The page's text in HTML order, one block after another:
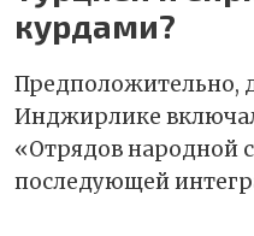
курдами?
Предположительно,
Инджирлике
«Отрядов народной
последующей